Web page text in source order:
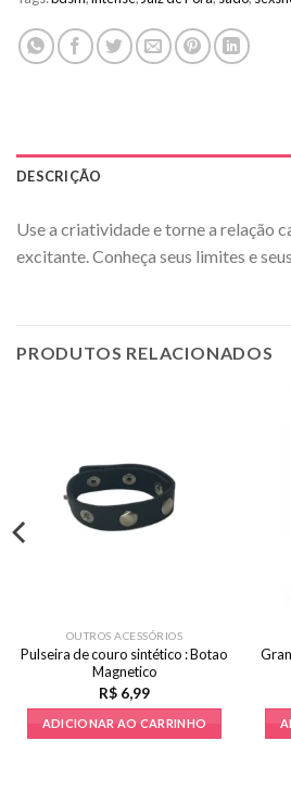
DESCRIÇÃO
Use a criatividade e torne a relação
excitante. Conheça seus limites e
PRODUTOS RELACIONADOS
OUTROS ACESSÓRIOS
Pulseira de couro sintético : Botao
Magnetico
R$ 6,99
ADICIONAR AO CARRINHO